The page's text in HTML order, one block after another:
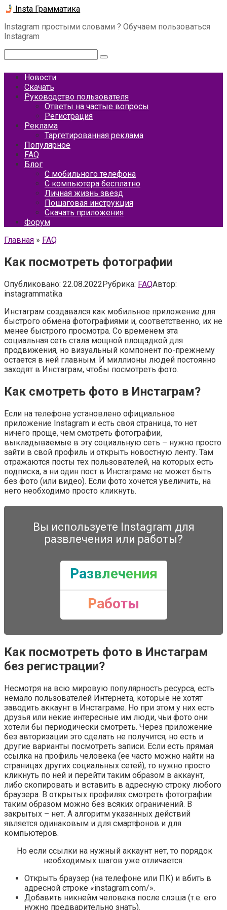
Перейти
контенту
Insta Грамматика
Instagram простыми словами ? Обучаем пользоваться
Instagram
Новости
Скачать
Руководство пользователя
Ответы на частые вопросы
Регистрация
Реклама
Таргетированная реклама
Популярное
FAQ
Блог
С мобильного телефона
С компьютера бесплатно
Личная жизнь звезд
Пошаговая инструкция
Скачать приложения
Форум
Главная » FAQ
Как посмотреть фотографии
Опубликовано: 22.08.2022Рубрика: FAQАвтор:
instagrammatika
Инстаграм создавался как мобильное приложение для
быстрого обмена фотографиями и, соответственно, их не
менее быстрого просмотра. Со временем эта
социальная сеть стала мощной площадкой для
продвижения, но визуальный компонент по-прежнему
остается в ней главным. И миллионы людей постоянно
заходят в Инстаграм, чтобы посмотреть фото.
Как смотреть фото в Инстаграм?
Если на телефоне установлено официальное
приложение Instagram и есть своя страница, то нет
ничего проще, чем смотреть фотографии,
выкладываемые в эту социальную сеть – нужно просто
зайти в свой профиль и открыть новостную ленту. Там
отражаются посты тех пользователей, на которых есть
подписка, а ни один пост в Инстаграме не может быть
без фото (или видео). Если фото хочется увеличить, на
него необходимо просто кликнуть.
Вы используете Instagram для
развлечения или работы?
Развлечения
Работы
Как посмотреть фото в Инстаграм
без регистрации?
Несмотря на всю мировую популярность ресурса, есть
немало пользователей Интернета, которые не хотят
заводить аккаунт в Инстаграме. Но при этом у них есть
друзья или некие интересные им люди, чьи фото они
хотели бы периодически смотреть. Через приложение
без авторизации это сделать не получится, но есть и
другие варианты посмотреть записи. Если есть прямая
ссылка на профиль человека (ее часто можно найти на
страницах других социальных сетей), то нужно просто
кликнуть по ней и перейти таким образом в аккаунт,
либо скопировать и вставить в адресную строку любого
браузера. В открытых профилях смотреть фотографии
таким образом можно без всяких ограничений. В
закрытых – нет. А алгоритм указанных действий
является одинаковым и для смартфонов и для
компьютеров.
Но если ссылки на нужный аккаунт нет, то порядок
необходимых шагов уже отличается:
Открыть браузер (на телефоне или ПК) и вбить в
адресной строке «instagram.com/».
Добавить никнейм человека после слэша (т.е. его
нужно предварительно знать).